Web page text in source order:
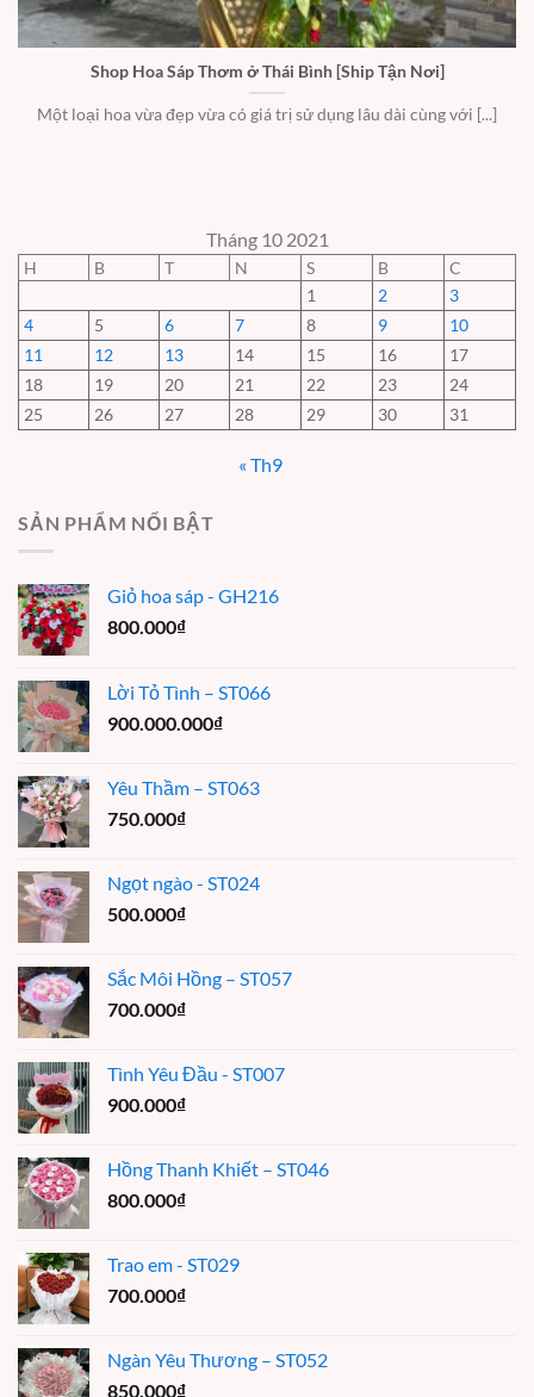
Shop Hoa Sáp Thơm ở Thái Bình [Ship Tận Nơi]
Một loại hoa vừa đẹp vừa có giá trị sử dụng lâu dài cùng với [...]
Tháng 10 2021
H B T N S B
C
1
2
3
4
5 6 7 8 9
10
11
12 13 14 15 16
17
18
19 20 21 22 23
24
25
26 27 28 29 30 31
« Th9
SẢN PHẨM NỔI BẬT
Giỏ hoa sáp - GH216
800.000₫
Lời Tỏ Tình – ST066
900.000.000₫
Yêu Thầm – ST063
750.000₫
Ngọt ngào - ST024
500.000₫
Sắc Môi Hồng – ST057
700.000₫
Tình Yêu Đầu - ST007
900.000₫
Hồng Thanh Khiết – ST046
800.000₫
Trao em - ST029
700.000₫
Ngàn Yêu Thương – ST052
850.000₫